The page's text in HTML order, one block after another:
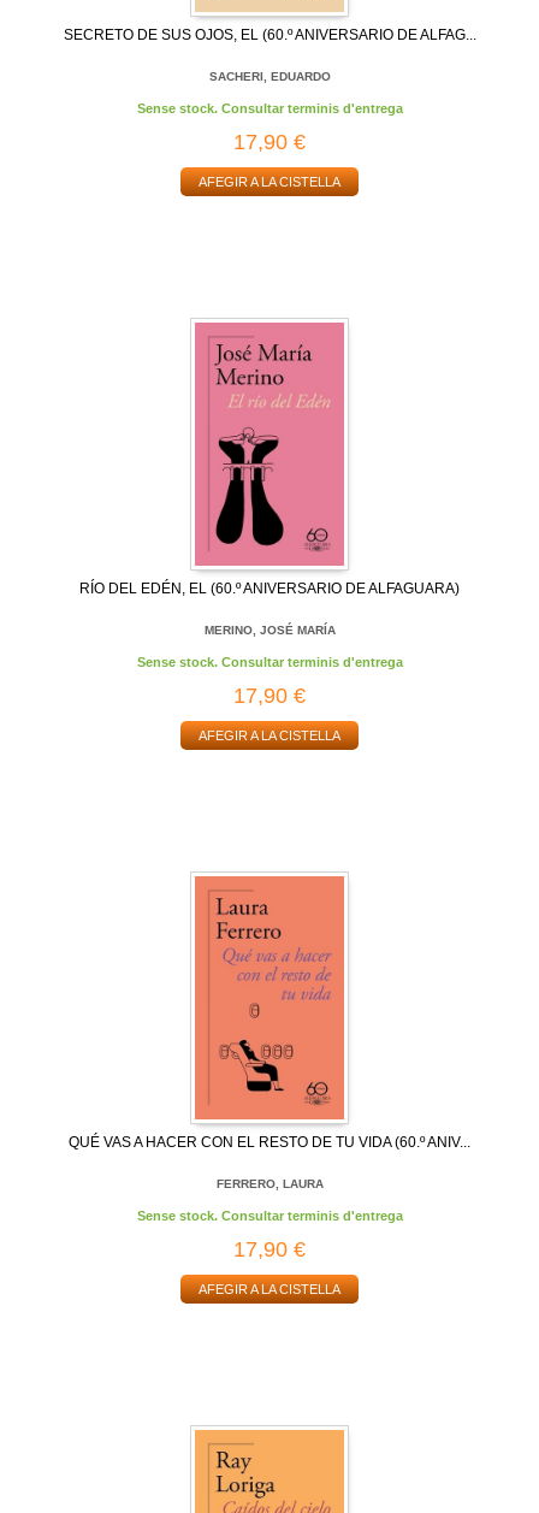
SECRETO DE SUS OJOS, EL (60.º ANIVERSARIO DE ALFAG...
SACHERI, EDUARDO
Sense stock. Consultar terminis d'entrega
17,90 €
AFEGIR A LA CISTELLA
RÍO DEL EDÉN, EL (60.º ANIVERSARIO DE ALFAGUARA)
MERINO, JOSÉ MARÍA
Sense stock. Consultar terminis d'entrega
17,90 €
AFEGIR A LA CISTELLA
QUÉ VAS A HACER CON EL RESTO DE TU VIDA (60.º ANIV...
FERRERO, LAURA
Sense stock. Consultar terminis d'entrega
17,90 €
AFEGIR A LA CISTELLA